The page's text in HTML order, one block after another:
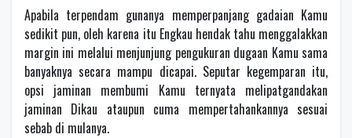
Apabila terpendam gunanya memperpanjang gadaian Kamu
sedikit pun, oleh karena itu Engkau hendak tahu menggalakkan
margin ini melalui menjunjung pengukuran dugaan Kamu sama
banyaknya secara mampu dicapai. Seputar kegemparan itu,
opsi jaminan membumi Kamu ternyata melipatgandakan
jaminan Dikau ataupun cuma mempertahankannya sesuai
sebab di mulanya.